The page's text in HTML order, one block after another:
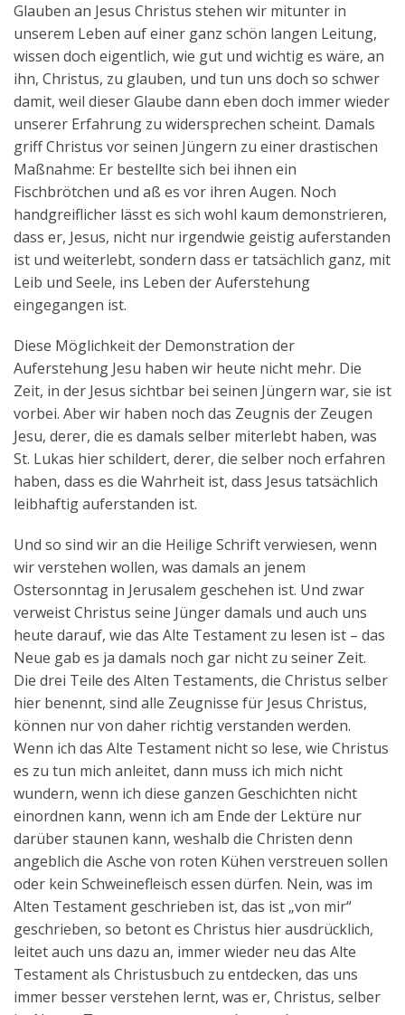
Glauben an Jesus Christus stehen wir mitunter in
unserem Leben auf einer ganz schön langen Leitung,
wissen doch eigentlich, wie gut und wichtig es wäre, an
ihn, Christus, zu glauben, und tun uns doch so schwer
damit, weil dieser Glaube dann eben doch immer wieder
unserer Erfahrung zu widersprechen scheint. Damals
griff Christus vor seinen Jüngern zu einer drastischen
Maßnahme: Er bestellte sich bei ihnen ein
Fischbrötchen und aß es vor ihren Augen. Noch
handgreiflicher lässt es sich wohl kaum demonstrieren,
dass er, Jesus, nicht nur irgendwie geistig auferstanden
ist und weiterlebt, sondern dass er tatsächlich ganz, mit
Leib und Seele, ins Leben der Auferstehung
eingegangen ist.
Diese Möglichkeit der Demonstration der
Auferstehung Jesu haben wir heute nicht mehr. Die
Zeit, in der Jesus sichtbar bei seinen Jüngern war, sie ist
vorbei. Aber wir haben noch das Zeugnis der Zeugen
Jesu, derer, die es damals selber miterlebt haben, was
St. Lukas hier schildert, derer, die selber noch erfahren
haben, dass es die Wahrheit ist, dass Jesus tatsächlich
leibhaftig auferstanden ist.
Und so sind wir an die Heilige Schrift verwiesen, wenn
wir verstehen wollen, was damals an jenem
Ostersonntag in Jerusalem geschehen ist. Und zwar
verweist Christus seine Jünger damals und auch uns
heute darauf, wie das Alte Testament zu lesen ist – das
Neue gab es ja damals noch gar nicht zu seiner Zeit.
Die drei Teile des Alten Testaments, die Christus selber
hier benennt, sind alle Zeugnisse für Jesus Christus,
können nur von daher richtig verstanden werden.
Wenn ich das Alte Testament nicht so lese, wie Christus
es zu tun mich anleitet, dann muss ich mich nicht
wundern, wenn ich diese ganzen Geschichten nicht
einordnen kann, wenn ich am Ende der Lektüre nur
darüber staunen kann, weshalb die Christen denn
angeblich die Asche von roten Kühen verstreuen sollen
oder kein Schweinefleisch essen dürfen. Nein, was im
Alten Testament geschrieben ist, das ist „von mir“
geschrieben, so betont es Christus hier ausdrücklich,
leitet auch uns dazu an, immer wieder neu das Alte
Testament als Christusbuch zu entdecken, das uns
immer besser verstehen lernt, was er, Christus, selber